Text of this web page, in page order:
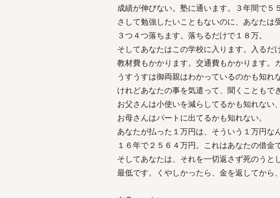
成績が伸びない。塾に通います。３年間で５
さして勉強したいこともないのに、あなたは
３つ４つ落ちます。落ちるだけで１８万。
そしてあなたはこの学校に入ります。入るだ
教材費もかかります。交通費もかかります。
うすうすは御両親はわかっているのかも知れな
けれどあなたの事を気遣って、聞くこともでき
お父さんは小使いを減らしてるかも知れない、
お母さんはパートに出てるかも知れない。
あなたが払った１万円は、そういう１万円な
１６年で２５６４万円。これはあなたの借金で
そしてあなたは、それを一切返さず死のうと
最低です。くやしかったら、金を返してから